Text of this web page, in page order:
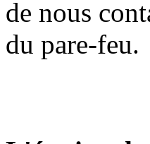
de nous
du pare-feu.